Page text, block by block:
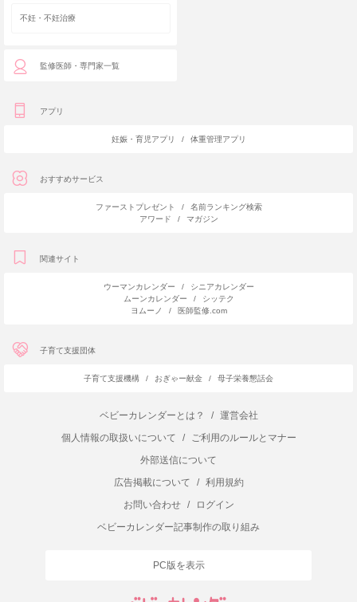
不妊・不妊治療
監修医師・専門家一覧
アプリ
妊娠・育児アプリ / 体重管理アプリ
おすすめサービス
ファーストプレゼント /
名前ランキング検索
アワード
/ マガジン
関連サイト
ウーマンカレンダー /
シニアカレンダー
ムーンカレンダー
/
シッテク
ヨムーノ
/ 医師監修.com
子育て支援団体
子育て支援機構 / おぎゃー献金 / 母子栄養懇話会
ベビーカレンダーとは？ /
運営会社
個人情報の取扱いについて
/
ご利用のルールとマナー
外部送信について
広告掲載について
/
利用規約
お問い合わせ
/
ログイン
ベビーカレンダー記事制作の取り組み
PC版を表示